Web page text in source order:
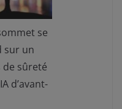
se
sur un
de sûreté
d’avant-